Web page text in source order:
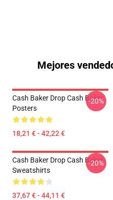
Mejores
Cash Baker Drop Cash Baker
Posters
18,21 € - 42,22 €
-20%
Cash Baker Drop Cash Baker
Sweatshirts
37,67 € - 44,11 €
-20%